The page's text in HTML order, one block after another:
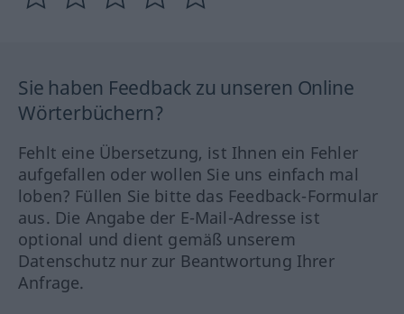
Sie haben Feedback zu unseren Online
Wörterbüchern?
Fehlt eine Übersetzung, ist Ihnen ein Fehler
aufgefallen oder wollen Sie uns einfach mal
loben? Füllen Sie bitte das Feedback-Formular
aus. Die Angabe der E-Mail-Adresse ist
optional und dient gemäß unserem
Datenschutz nur zur Beantwortung Ihrer
Anfrage.